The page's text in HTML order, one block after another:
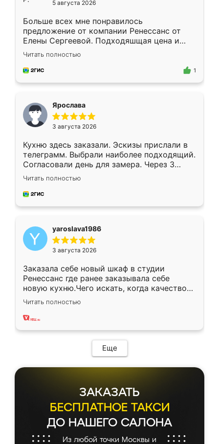
5 августа 2026
Больше всех мне понравилось
предложение от компании Ренессанс от
Елены Сергеевой. Подходяшщая цена и
короткие сроки изготовления. Приехавший
для замера сотрудник Владислав
предложил по моему эскизу самый
Читать полностью
1
Ярослава
3 августа 2026
Кухню здесь заказали. Эскизы прислали в
телеграмм. Выбрали наиболее подходящий.
Согласовали день для замера. Через 3
недели кухня была уже готова. Остались
довольны работой. Спасибо Ренессанс
мебель за качественную работу!
Читать полностью
yaroslava1986
3 августа 2026
Заказала себе новый шкаф в студии
Ренессанс где ранее заказывала себе
новую кухню.Чего искать, когда качеством
вполне довольна. Служит кухня уже почти
два года, нареканий нет.
Читать полностью
Еще
ЗАКАЗАТЬ
БЕСПЛАТНОЕ ТАКСИ
ДО НАШЕГО САЛОНА
Из любой точки Москвы и